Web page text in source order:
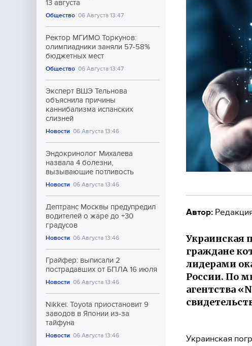
13 августа
Общество 06 Августа 13:47
Ректор МГИМО Торкунов:
олимпиадники заняли 57-58%
бюджетных мест
Общество 06 Августа 13:47
Эксперт ВШЭ Тельнова
объяснила причины
каннибализма испанских
слизней
Новости 06 Августа 13:46
Эндокринолог Михалева
назвала 4 болезни,
вызывающие потливость
Новости 06 Августа 13:46
Дептранс Москвы предупредил
водителей о жаре до +30
градусов
Новости 06 Августа 13:46
Грайфер: выписали 2
пострадавших от БПЛА 16 июля
Новости 06 Августа 13:46
Nikkei: Toyota приостановит 9
заводов в Японии из-за
тайфуна
Новости 06 Августа 13:46
Автор:
Украинская
граждане
лидерами
России. По
агентства
Украинская